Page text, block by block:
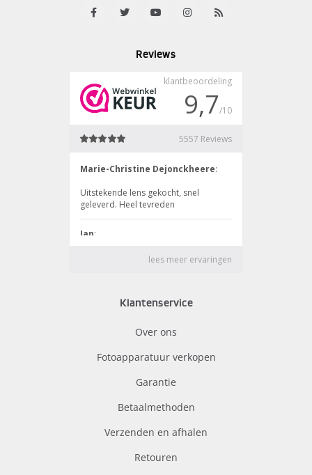
Reviews
Klantenservice
Over ons
Fotoapparatuur verkopen
Garantie
Betaalmethoden
Verzenden en afhalen
Retouren